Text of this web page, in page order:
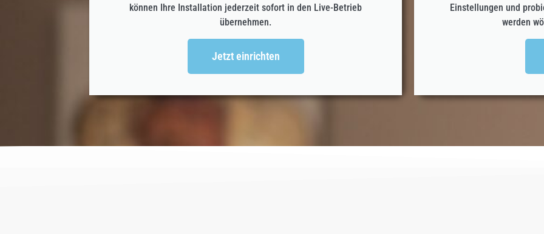
können Ihre Installation jederzeit sofort in den Live-Betrieb
übernehmen.
Jetzt einrichten
Einstellungen und
werden